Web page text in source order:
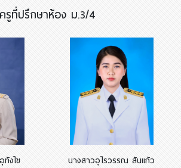
ครูที่ปรึกษาห้อง ม.3/4
งไข นางสาวอุไรวรรณ สันแก้ว